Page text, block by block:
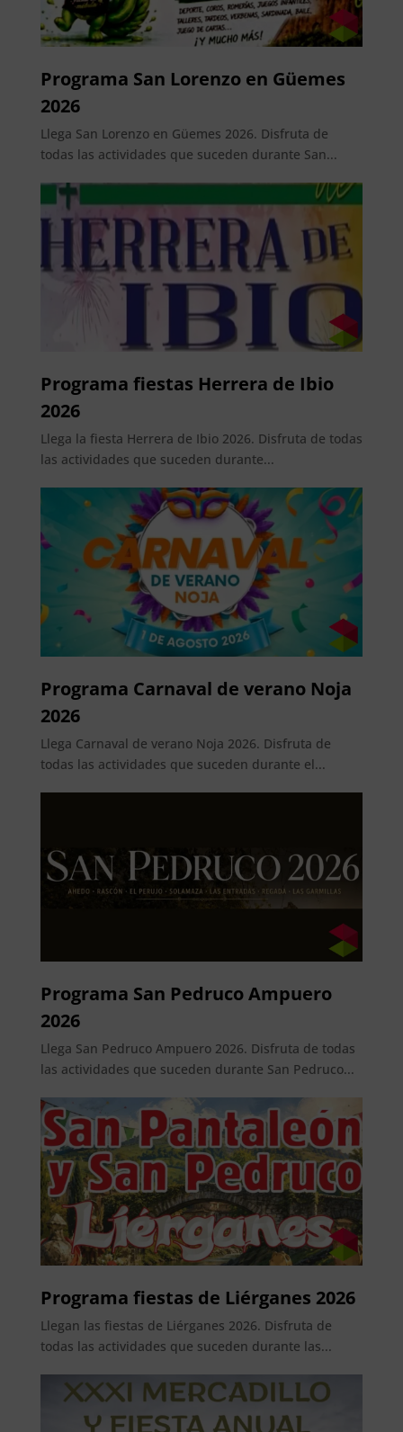
Programa San Lorenzo en Güemes
2026
Llega San Lorenzo en Güemes 2026. Disfruta de
todas las actividades que suceden durante San...
Programa fiestas Herrera de Ibio
2026
Llega la fiesta Herrera de Ibio 2026. Disfruta de todas
las actividades que suceden durante...
Programa Carnaval de verano Noja
2026
Llega Carnaval de verano Noja 2026. Disfruta de
todas las actividades que suceden durante el...
Programa San Pedruco Ampuero
2026
Llega San Pedruco Ampuero 2026. Disfruta de todas
las actividades que suceden durante San Pedruco...
Programa fiestas de Liérganes 2026
Llegan las fiestas de Liérganes 2026. Disfruta de
todas las actividades que suceden durante las...